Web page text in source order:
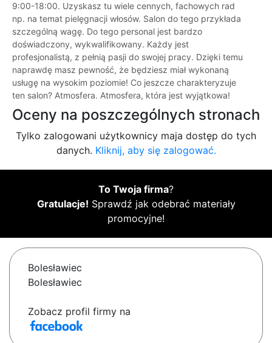
9:00-18:00. Uzyskasz tu wiele cennych, fachowych rad
np. na temat pielęgnacji włosów. Salon do tego przykłada
szczególną wagę. Do tego personal jest bardzo
doświadczony, wykwalifikowany. Każdy jest
profesjonalistą, z pełnią pasji do swojej pracy. Dzięki temu
naprawdę masz pewność, że będziesz miał wykonaną
usługę na wysokim poziomie! Co jeszcze charakteryzuje
ten salon? Atmosfera. Atmosfera, która jest wyjątkowa!
Oceny na poszczególnych stronach
Tylko zalogowani użytkownicy maja dostęp do tych
danych. Kliknij, aby się zalogować.
To Twoja firma?
Gratulacje! Sprawdź jak odebrać materiały
promocyjne!
Bolesławiec
Bolesławiec
Zobacz profil firmy na